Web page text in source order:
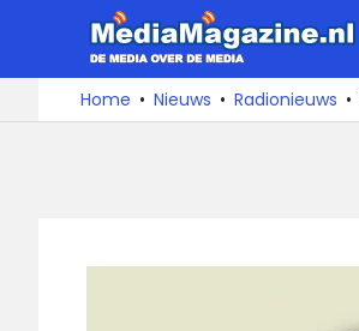
de
De
media
over
Home Nieuws Radionieuws